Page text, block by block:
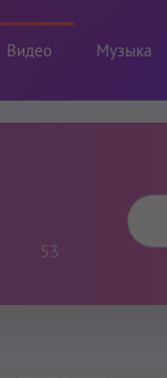
Видео Музыка
53